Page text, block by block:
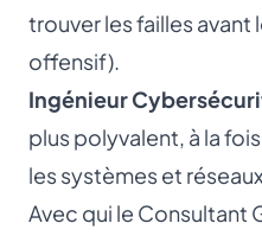
trouver les failles
offensif).
Ingénieur
plus polyvalent, à la
les systèmes et
Avec qui le Consultant